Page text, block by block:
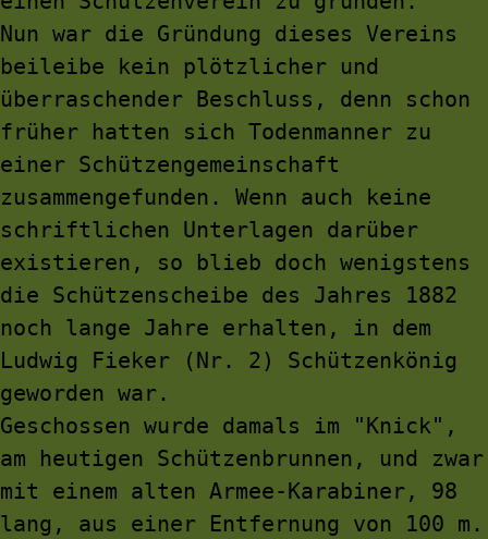
Nun war die Gründung dieses Vereins
beileibe kein plötzlicher und
überraschender Beschluss, denn schon
früher hatten sich Todenmanner zu
einer Schützengemeinschaft
zusammengefunden. Wenn auch keine
schriftlichen Unterlagen darüber
existieren, so blieb doch wenigstens
die Schützenscheibe des Jahres 1882
noch lange Jahre erhalten, in dem
Ludwig Fieker (Nr. 2) Schützenkönig
geworden war.
Geschossen wurde damals im "Knick",
am heutigen Schützenbrunnen, und zwar
mit einem alten Armee-Karabiner, 98
lang, aus einer Entfernung von 100 m.